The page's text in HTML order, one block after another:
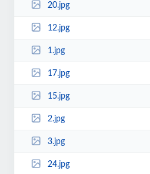
20.jpg
12.jpg
1.jpg
17.jpg
15.jpg
2.jpg
3.jpg
24.jpg